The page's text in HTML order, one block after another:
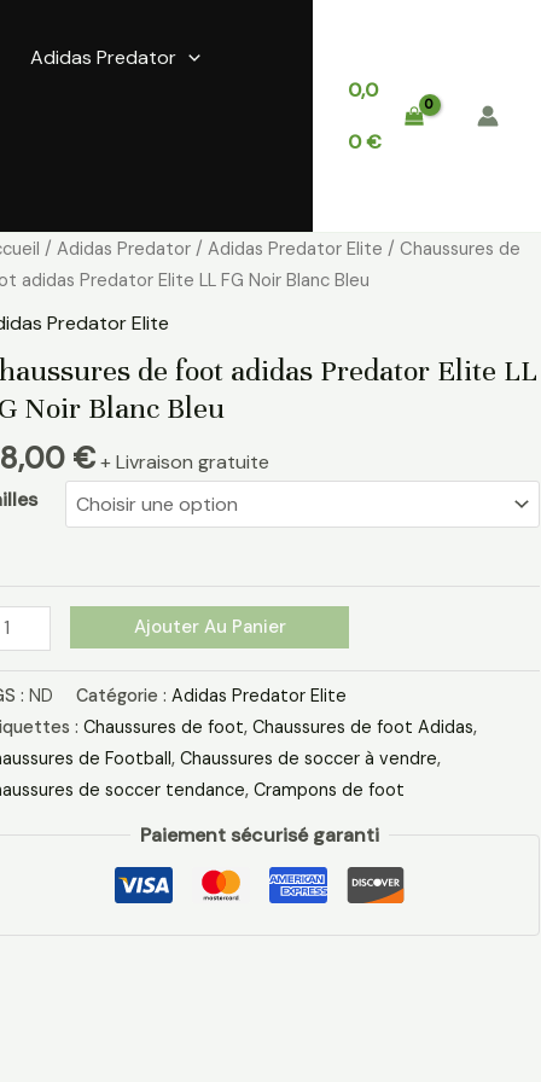
Adidas Predator
0,0
0€
/ Adidas Predator/ Adidas Predator Elite / Chaussures de
adidas Predator Elite LL FG Noir Blanc Bleu
Predator Elite
de foot adidas Predator Elite LL
Noir Blanc Bleu
€ + Livraison gratuite
Ajouter Au Panier
: ND Catégorie : Adidas Predator Elite
: Chaussures de foot, Chaussures de foot Adidas​,
de Football, Chaussures de soccer à vendre,
de soccer tendance, Crampons de foot
Paiement sécurisé garanti